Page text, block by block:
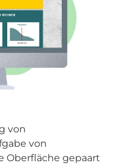
von
von
Oberfläche gepaart